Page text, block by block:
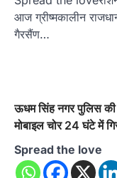
आज ग्रीष्मकालीन
गैरसैंण…
ऊधम सिंह नगर पुलिस की
मोबाइल चोर 24 घंटे में
Spread the love